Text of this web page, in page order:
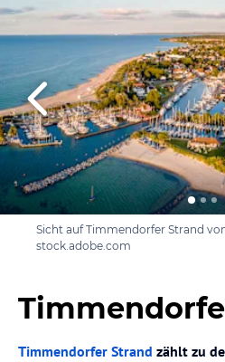
Sicht auf Timmendorfer Strand
stock.adobe.com
Timmendorfer Strand zählt zu